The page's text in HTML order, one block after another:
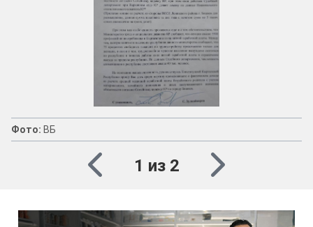
Фото: ВБ
1 из 2